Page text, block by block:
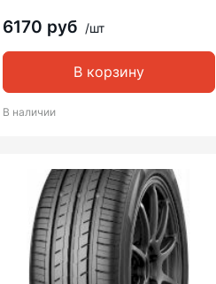
6170 руб /шт
В корзину
В наличии